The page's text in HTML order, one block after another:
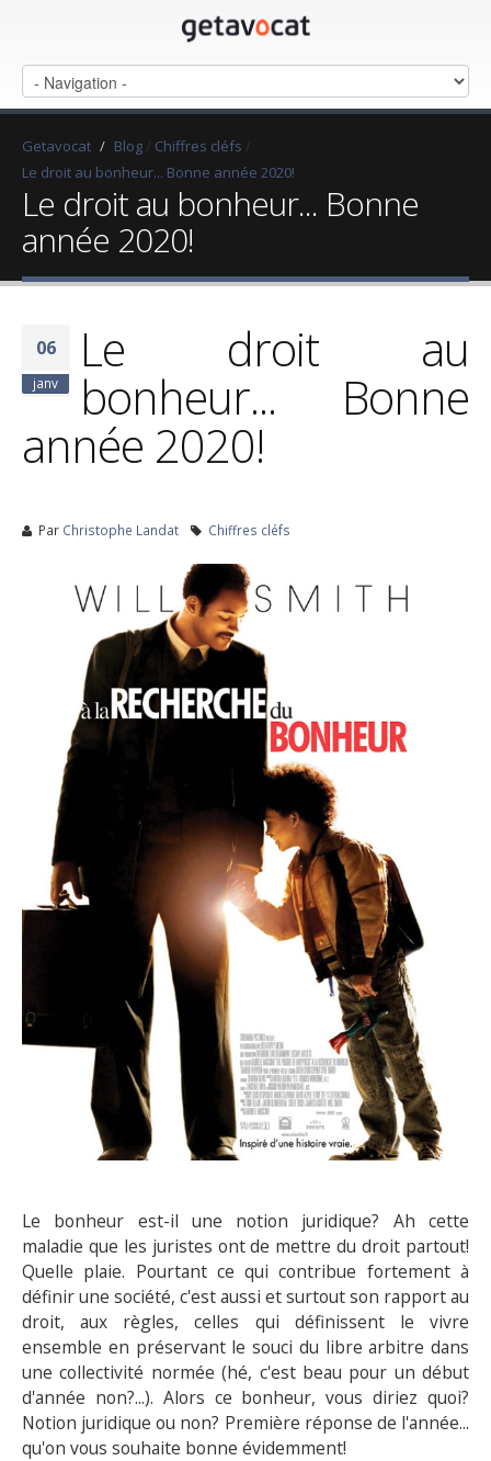
Getavocat / Blog / Chiffres cléfs /
Le droit au bonheur... Bonne année 2020!
Le droit au bonheur... Bonne
année 2020!
06
janv
Le droit au
bonheur... Bonne
année 2020!
Par Christophe Landat Chiffres cléfs
Le bonheur est-il une notion juridique? Ah cette
maladie que les juristes ont de mettre du droit partout!
Quelle plaie. Pourtant ce qui contribue fortement à
définir une société, c'est aussi et surtout son rapport au
droit, aux règles, celles qui définissent le vivre
ensemble en préservant le souci du libre arbitre dans
une collectivité normée (hé, c'est beau pour un début
d'année non?...). Alors ce bonheur, vous diriez quoi?
Notion juridique ou non? Première réponse de l'année...
qu'on vous souhaite bonne évidemment!